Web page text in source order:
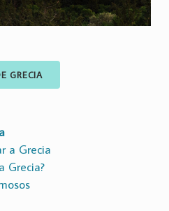
GRECIA
a Grecia
Grecia?